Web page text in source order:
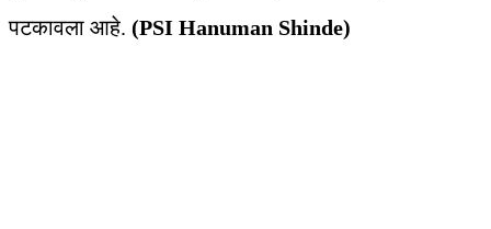
पटकावला आहे. (PSI Hanuman Shinde)